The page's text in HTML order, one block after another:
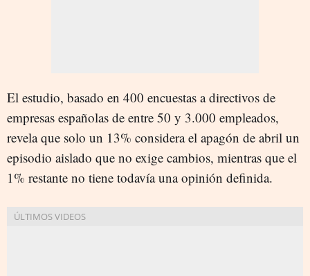
El estudio, basado en 400 encuestas a directivos de
empresas españolas de entre 50 y 3.000 empleados,
revela que solo un 13% considera el apagón de abril un
episodio aislado que no exige cambios, mientras que el
1% restante no tiene todavía una opinión definida.